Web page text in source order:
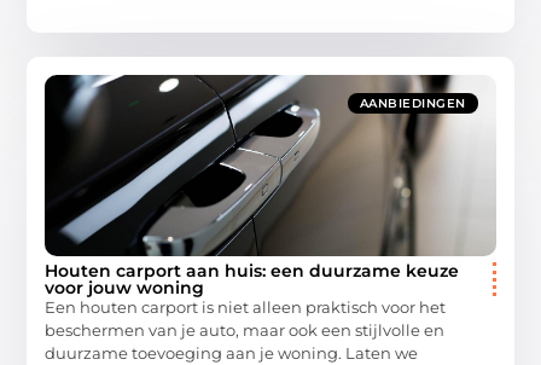
AANBIEDINGEN
Houten carport aan huis: een duurzame keuze
voor jouw woning
Een houten carport is niet alleen praktisch voor het
beschermen van je auto, maar ook een stijlvolle en
duurzame toevoeging aan je woning. Laten we